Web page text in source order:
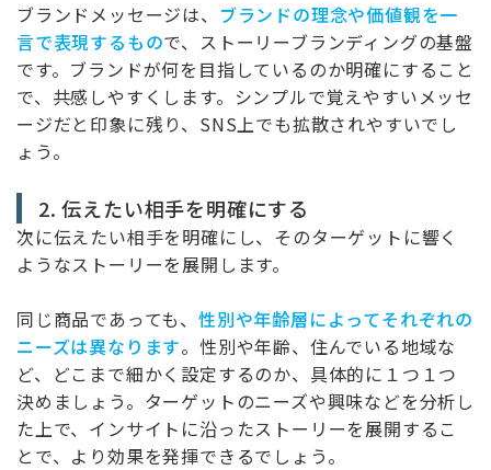
ブランドメッセージは、 ブランドの理念や価値観を一
言で表現するもので、ストーリーブランディングの基盤
です。ブランドが何を目指しているのか明確にすること
で、共感しやすくします。シンプルで覚えやすいメッセ
ージだと印象に残り、SNS上でも拡散されやすいでし
ょう。
2. 伝えたい相手を明確にする
次に伝えたい相手を明確にし、そのターゲットに響く
ようなストーリーを展開します。
同じ商品であっても、 性別や年齢層によってそれぞれの
ニーズは異なります。性別や年齢、住んでいる地域な
ど、どこまで細かく設定するのか、具体的に１つ１つ
決めましょう。ターゲットのニーズや興味などを分析し
た上で、インサイトに沿ったストーリーを展開するこ
とで、より効果を発揮できるでしょう。